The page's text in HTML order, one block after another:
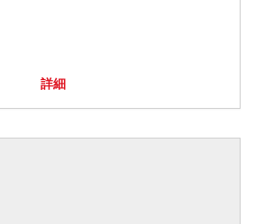
詳細